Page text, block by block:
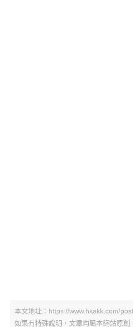
本文地址：https://www.hkakk.com/
如果冇特殊說明，文章均屬本網站原創